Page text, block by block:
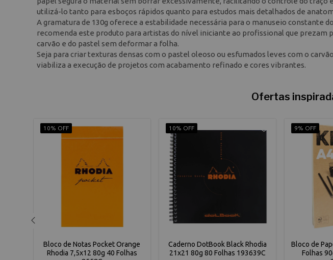
utilizá-lo tanto para esboços rápidos quanto para estudos mais detalhados de
A gramatura de 130g oferece a estabilidade necessária para o manuseio constante
recomenda este produto para artistas do nível iniciante ao profissional que prezam
carvão e do pastel sem deformar a folha.
Seja para criar texturas densas com o pastel oleoso ou esfumados leves com o
viabiliza a execução de projetos com acabamento refinado e cores vibrantes.
Ofertas
10% OFF
Bloco de Notas Pocket Orange
Rhodia 7,5x12 80g 40 Folhas
10% OFF
Caderno DotBook Black Rhodia
21x21 80g 80 Folhas 193639C
9% OFF
Bloco de
Folhas